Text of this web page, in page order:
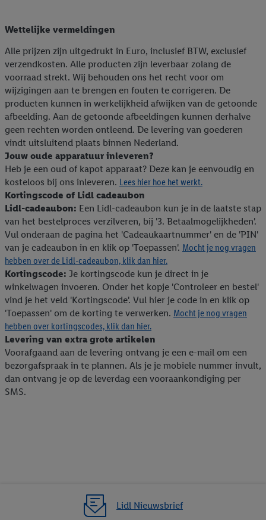
Wettelijke vermeldingen
Alle prijzen zijn uitgedrukt in Euro, inclusief BTW, exclusief
verzendkosten. Alle producten zijn leverbaar zolang de
voorraad strekt. Wij behouden ons het recht voor om
wijzigingen aan te brengen en fouten te corrigeren. De
producten kunnen in werkelijkheid afwijken van de getoonde
afbeelding. Aan de getoonde afbeeldingen kunnen derhalve
geen rechten worden ontleend. De levering van goederen
vindt uitsluitend plaats binnen Nederland.
Jouw oude apparatuur inleveren?
Heb je een oud of kapot apparaat? Deze kan je eenvoudig en
kosteloos bij ons inleveren. Lees hier hoe het werkt.
Kortingscode of Lidl cadeaubon
Lidl-cadeaubon: Een Lidl-cadeaubon kun je in de laatste stap
van het bestelproces verzilveren, bij '3. Betaalmogelijkheden'.
Vul onderaan de pagina het 'Cadeaukaartnummer' en de 'PIN'
van je cadeaubon in en klik op 'Toepassen'. Mocht je nog vragen
hebben over de Lidl-cadeaubon, klik dan hier.
Kortingscode: Je kortingscode kun je direct in je
winkelwagen invoeren. Onder het kopje 'Controleer en bestel'
vind je het veld 'Kortingscode'. Vul hier je code in en klik op
'Toepassen' om de korting te verwerken. Mocht je nog vragen
hebben over kortingscodes, klik dan hier.
Levering van extra grote artikelen
Voorafgaand aan de levering ontvang je een e-mail om een
bezorgafspraak in te plannen. Als je je mobiele nummer invult,
dan ontvang je op de leverdag een vooraankondiging per
SMS.
Lidl Nieuwsbrief